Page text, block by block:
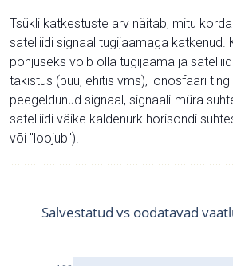
Tsükli katkestuste arv näitab, mitu
satelliidi signaal tugijaamaga katkenud.
põhjuseks võib olla tugijaama ja
takistus (puu, ehitis vms), ionosfääri
peegeldunud signaal, signaali-müra
satelliidi väike kaldenurk horisondi
või "loojub").
Salvestatud vs oodatavad